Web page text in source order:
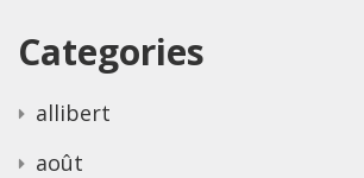
Categories
allibert
août